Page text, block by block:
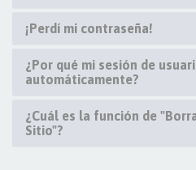
¡Perdí mi contraseña!
¿Por qué mi sesión de
automáticamente?
¿Cuál es la función de
Sitio"?